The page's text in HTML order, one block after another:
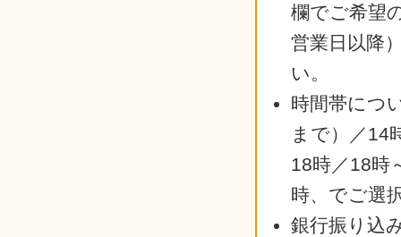
欄でご希望
営業日以降
い。
時間帯につ
まで）／14
18時／18時
時、でご選
銀行振り込